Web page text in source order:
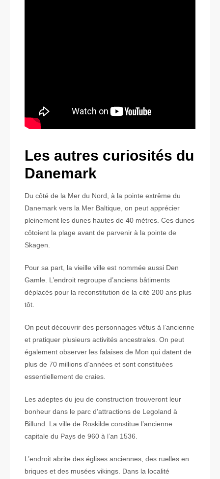
Les autres curiosités du
Danemark
Du côté de la Mer du Nord, à la pointe extrême du
Danemark vers la Mer Baltique, on peut apprécier
pleinement les dunes hautes de 40 mètres. Ces dunes
côtoient la plage avant de parvenir à la pointe de
Skagen.
Pour sa part, la vieille ville est nommée aussi Den
Gamle. L’endroit regroupe d’anciens bâtiments
déplacés pour la reconstitution de la cité 200 ans plus
tôt.
On peut découvrir des personnages vêtus à l’ancienne
et pratiquer plusieurs activités ancestrales. On peut
également observer les falaises de Mon qui datent de
plus de 70 millions d’années et sont constituées
essentiellement de craies.
Les adeptes du jeu de construction trouveront leur
bonheur dans le parc d’attractions de Legoland à
Billund. La ville de Roskilde constitue l’ancienne
capitale du Pays de 960 à l’an 1536.
L’endroit abrite des églises anciennes, des ruelles en
briques et des musées vikings. Dans la localité